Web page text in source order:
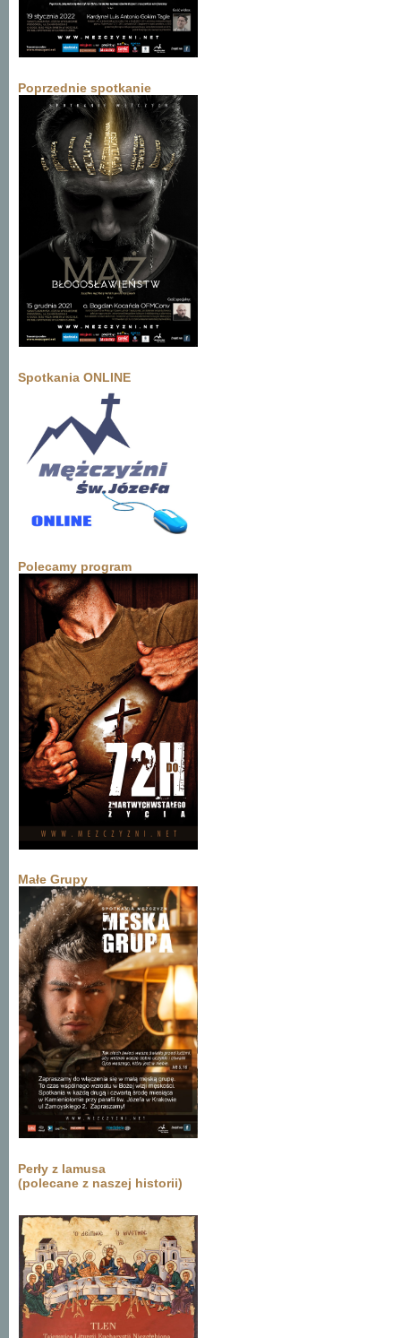
Poprzednie spotkanie
Spotkania ONLINE
Polecamy program
Małe Grupy
Perły z lamusa
(polecane z naszej historii)